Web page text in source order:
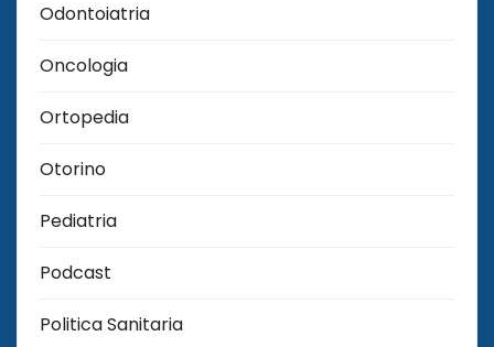
Odontoiatria
Oncologia
Ortopedia
Otorino
Pediatria
Podcast
Politica Sanitaria